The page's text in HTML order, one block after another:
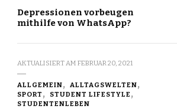
Depressionen vorbeugen
mithilfe von WhatsApp?
AKTUALISIERT AM FEBRUAR 20, 2021
ALLGEMEIN
ALLTAGSWELTEN
SPORT
STUDENT LIFESTYLE
STUDENTENLEBEN